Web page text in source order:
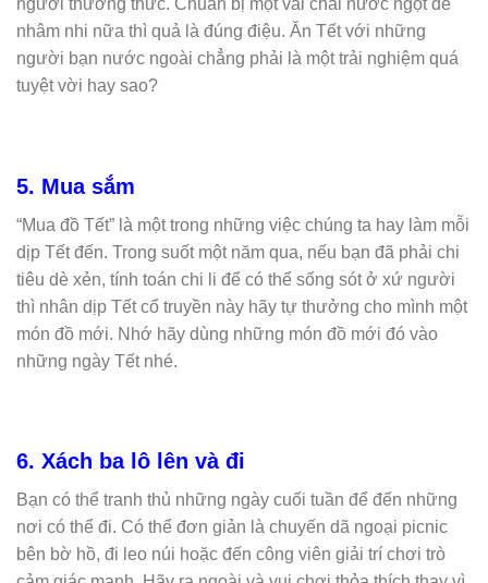
người thưởng thức. Chuẩn bị một vài chai nước ngọt để
nhâm nhi nữa thì quả là đúng điệu. Ăn Tết với những
người bạn nước ngoài chẳng phải là một trải nghiệm quá
tuyệt vời hay sao?
5. Mua sắm
“Mua đồ Tết” là một trong những việc chúng ta hay làm mỗi
dịp Tết đến. Trong suốt một năm qua, nếu bạn đã phải chi
tiêu dè xẻn, tính toán chi li để có thể sống sót ở xứ người
thì nhân dịp Tết cổ truyền này hãy tự thưởng cho mình một
món đồ mới. Nhớ hãy dùng những món đồ mới đó vào
những ngày Tết nhé.
6. Xách ba lô lên và đi
Bạn có thể tranh thủ những ngày cuối tuần để đến những
nơi có thể đi. Có thể đơn giản là chuyến dã ngoại picnic
bên bờ hồ, đi leo núi hoặc đến công viên giải trí chơi trò